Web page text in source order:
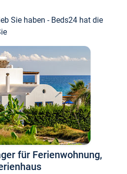
Sie haben - Beds24 hat die
für Ferienwohnung,